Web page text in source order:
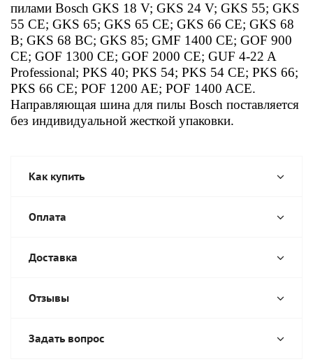
пилами Bosch GKS 18 V; GKS 24 V; GKS 55; GKS
55 CE; GKS 65; GKS 65 CE; GKS 66 CE; GKS 68
B; GKS 68 BC; GKS 85; GMF 1400 CE; GOF 900
CE; GOF 1300 CE; GOF 2000 CE; GUF 4-22 A
Professional; PKS 40; PKS 54; PKS 54 CE; PKS 66;
PKS 66 CE; POF 1200 AE; POF 1400 ACE.
Направляющая шина для пилы Bosch поставляется
без индивидуальной жесткой упаковки.
Как купить
Оплата
Доставка
Отзывы
Задать вопрос